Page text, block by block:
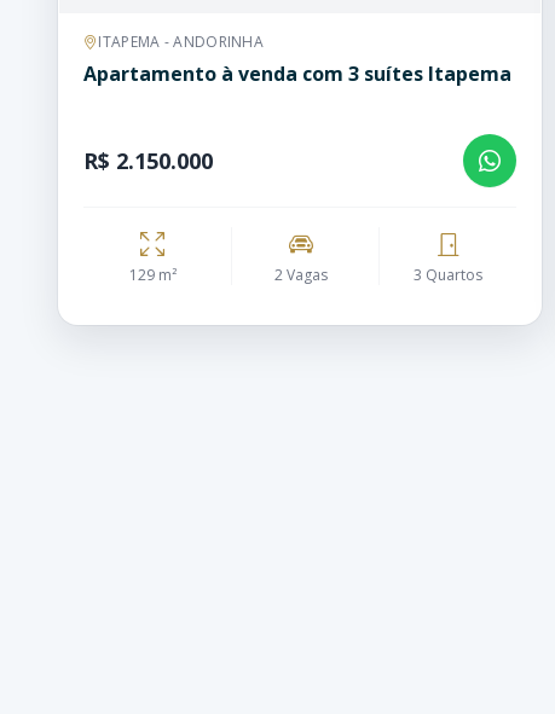
ITAPEMA - ANDORINHA
Apartamento à venda com 3 suítes Itapema
R$ 2.150.000
129 m² 2 Vagas 3 Quartos